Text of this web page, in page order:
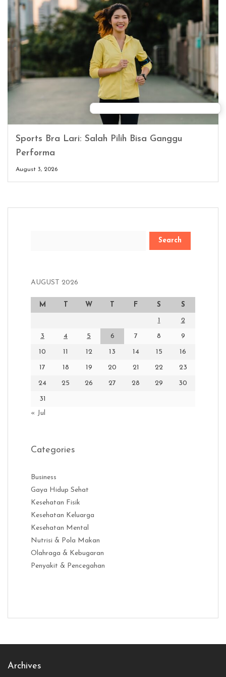
Sports Bra Lari: Salah Pilih Bisa Ganggu
Performa
August 3, 2026
AUGUST 2026
M T W T F S S
1 2
3 4 5 6 7 8 9
10 11 12 13 14 15 16
17 18 19 20 21 22 23
24 25 26 27 28 29 30
31
« Jul
Categories
Business
Gaya Hidup Sehat
Kesehatan Fisik
Kesehatan Keluarga
Kesehatan Mental
Nutrisi & Pola Makan
Olahraga & Kebugaran
Penyakit & Pencegahan
Archives